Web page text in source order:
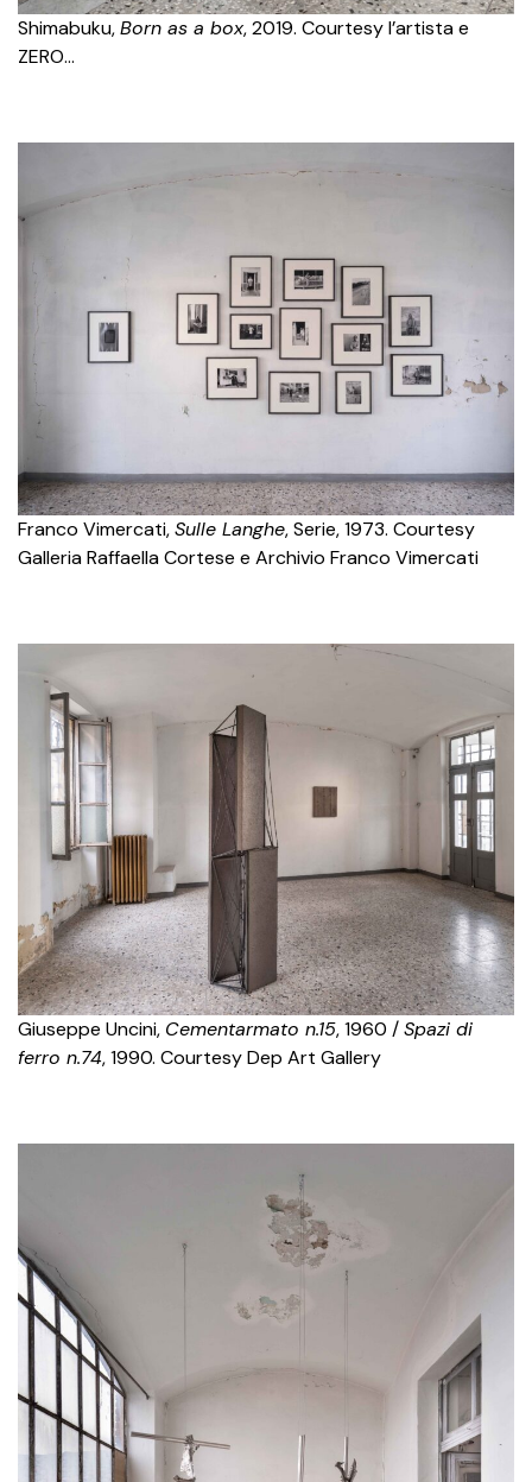
Shimabuku,Born as a box, 2019. Courtesy l’artista e
ZERO…
Franco Vimercati,Sulle Langhe, Serie, 1973. Courtesy
Galleria Raffaella Cortese e Archivio Franco Vimercati
Giuseppe Uncini, Cementarmato n.15, 1960 /Spazi di
ferro n.74, 1990. Courtesy Dep Art Gallery